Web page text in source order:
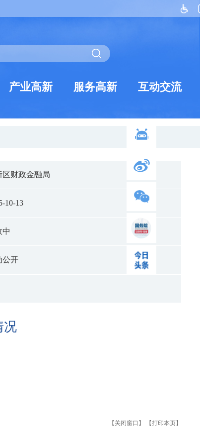
产业高新 服务高新 互动交流
区财政金融局
10-13
中
公开
况
【关闭窗口】 【打印本页】